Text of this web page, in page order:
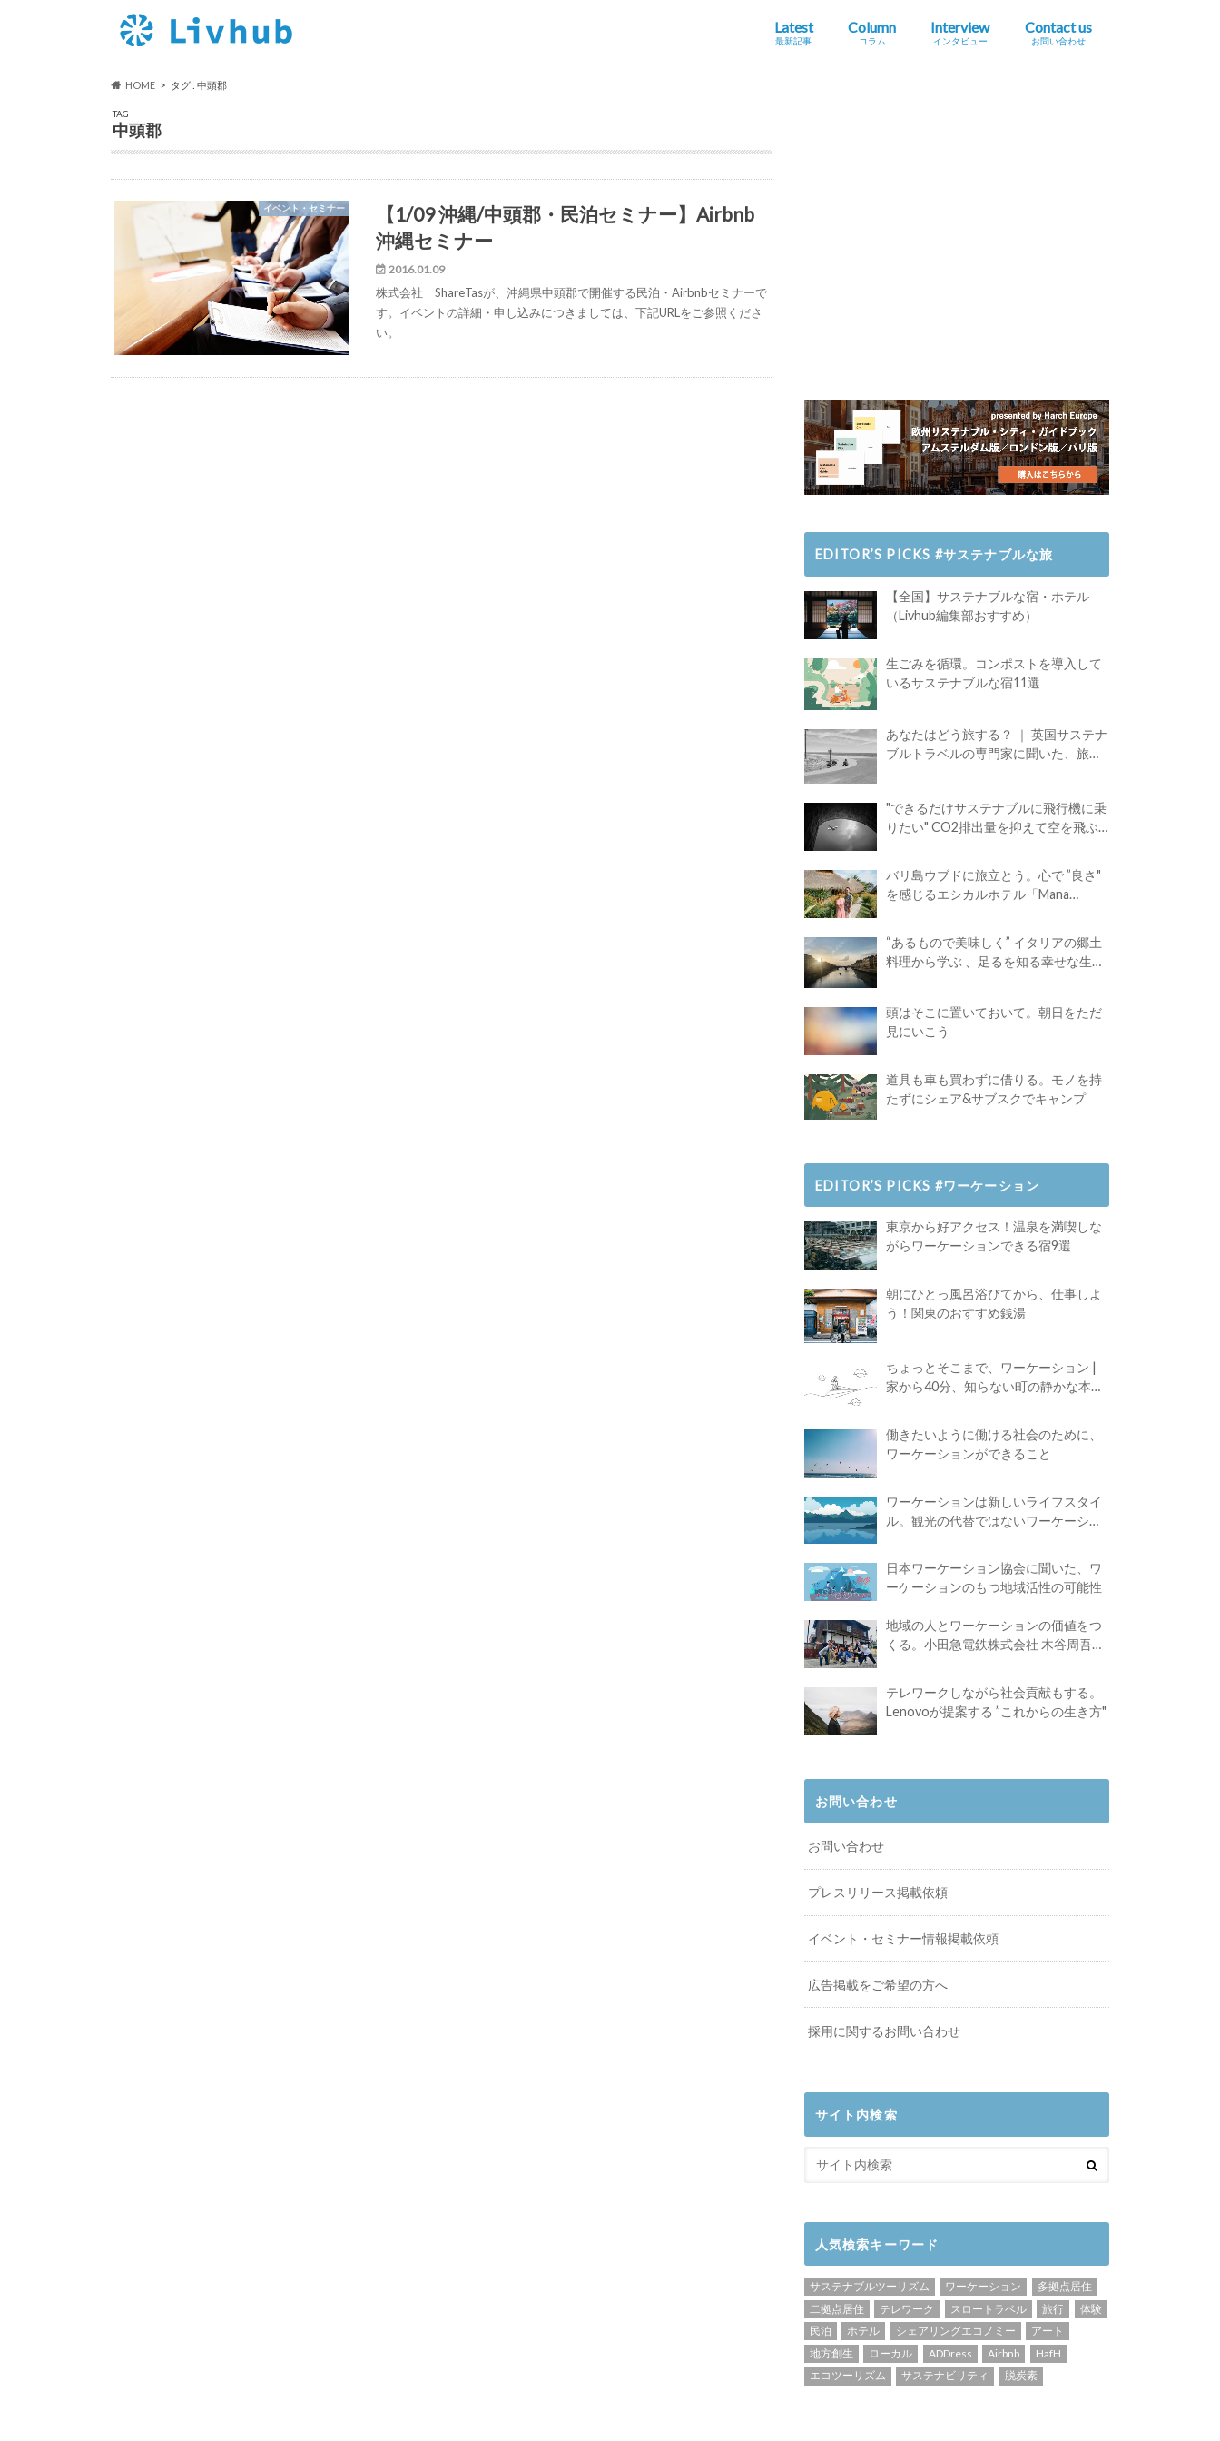
Latest
最新記事
Column
コラム
Interview
インタビュー
Contact us
お問い合わせ
HOME タグ : 中頭郡
TAG
中頭郡
イベント・セミナー
【1/09 沖縄/中頭郡・民泊セミナー】Airbnb
沖縄セミナー
2016.01.09
株式会社 ShareTasが、沖縄県中頭郡で開催する民泊・Airbnbセミナーで
す。イベントの詳細・申し込みにつきましては、下記URLをご参照くださ
い。
EDITOR’S PICKS #サステナブルな旅
【全国】サステナブルな宿・ホテル
（Livhub編集部おすすめ）
生ごみを循環。コンポストを導入して
いるサステナブルな宿11選
あなたはどう旅する？ ｜ 英国サステナ
ブルトラベルの専門家に聞いた、旅の
"できるだけサステナブルに飛行機に乗
りたい" CO2排出量を抑えて空を飛ぶ
バリ島ウブドに旅立とう。心で ”良さ"
を感じるエシカルホテル「Mana
“あるもので美味しく” イタリアの郷土
料理から学ぶ 、足るを知る幸せな生き
頭はそこに置いておいて。朝日をただ
見にいこう
道具も車も買わずに借りる。モノを持
たずにシェア&サブスクでキャンプ
EDITOR’S PICKS #ワーケーション
東京から好アクセス！温泉を満喫しな
がらワーケーションできる宿9選
朝にひとっ風呂浴びてから、仕事しよ
う！関東のおすすめ銭湯
ちょっとそこまで、ワーケーション |
家から40分、知らない町の静かな本屋
働きたいように働ける社会のために、
ワーケーションができること
ワーケーションは新しいライフスタイ
ル。観光の代替ではないワーケーショ
日本ワーケーション協会に聞いた、ワ
ーケーションのもつ地域活性の可能性
地域の人とワーケーションの価値をつ
くる。小田急電鉄株式会社 木谷周吾さ
テレワークしながら社会貢献もする。
Lenovoが提案する ”これからの生き方"
お問い合わせ
お問い合わせ
プレスリリース掲載依頼
イベント・セミナー情報掲載依頼
広告掲載をご希望の方へ
採用に関するお問い合わせ
サイト内検索
人気検索キーワード
サステナブルツーリズム ワーケーション
多拠点居住
二拠点居住
テレワーク スロートラベル 旅行
体験
民泊
ホテル シェアリングエコノミー
アート
地方創生
ローカル ADDress Airbnb
HafH
エコツーリズム
サステナビリティ 脱炭素